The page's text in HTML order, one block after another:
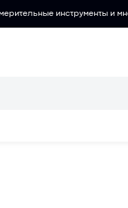
и многое другое.